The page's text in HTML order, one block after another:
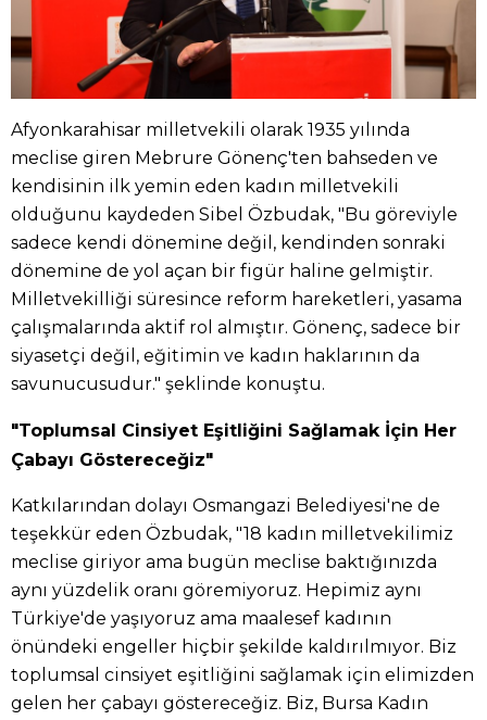
Afyonkarahisar milletvekili olarak 1935 yılında
meclise giren Mebrure Gönenç'ten bahseden ve
kendisinin ilk yemin eden kadın milletvekili
olduğunu kaydeden Sibel Özbudak, "Bu göreviyle
sadece kendi dönemine değil, kendinden sonraki
dönemine de yol açan bir figür haline gelmiştir.
Milletvekilliği süresince reform hareketleri, yasama
çalışmalarında aktif rol almıştır. Gönenç, sadece bir
siyasetçi değil, eğitimin ve kadın haklarının da
savunucusudur." şeklinde konuştu.
"Toplumsal Cinsiyet Eşitliğini Sağlamak İçin Her
Çabayı Göstereceğiz"
Katkılarından dolayı Osmangazi Belediyesi'ne de
teşekkür eden Özbudak, "18 kadın milletvekilimiz
meclise giriyor ama bugün meclise baktığınızda
aynı yüzdelik oranı göremiyoruz. Hepimiz aynı
Türkiye'de yaşıyoruz ama maalesef kadının
önündeki engeller hiçbir şekilde kaldırılmıyor. Biz
toplumsal cinsiyet eşitliğini sağlamak için elimizden
gelen her çabayı göstereceğiz. Biz, Bursa Kadın